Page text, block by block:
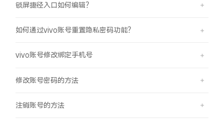
锁屏捷径入口如何编辑？
如何通过vivo账号重置隐私密码功能？
vivo账号修改绑定手机号
修改账号密码的方法
注销账号的方法